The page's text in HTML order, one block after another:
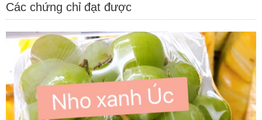
Các chứng chỉ đạt được